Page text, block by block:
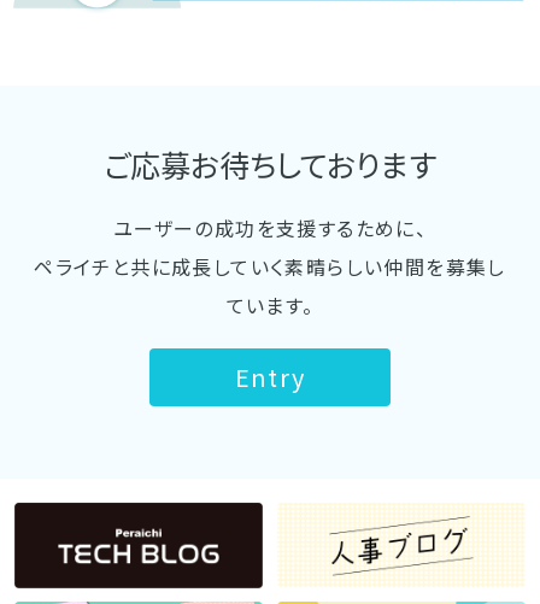
ご応募お待ちしております
ユーザーの成功を支援するために、
ペライチと共に成長していく素晴らしい仲間を募集し
ています。
Entry